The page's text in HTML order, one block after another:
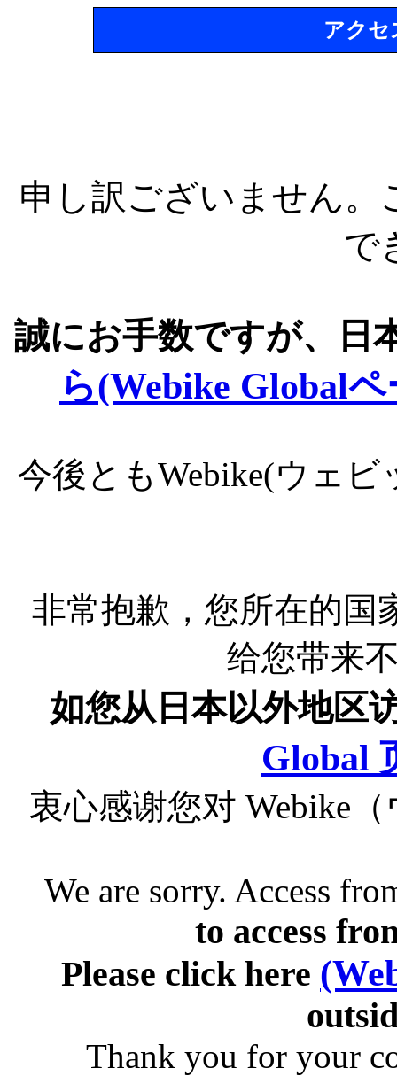
アクセ
申し訳ございません
で
誠にお手数ですが、日
ら(Webike Global
今後ともWebike(ウェ
非常抱歉，您所在的国
给您带来
如您从日本以外地区
Global
衷心感谢您对 Webike
We are sorry. Access
to access
Please click here
Thank you for your